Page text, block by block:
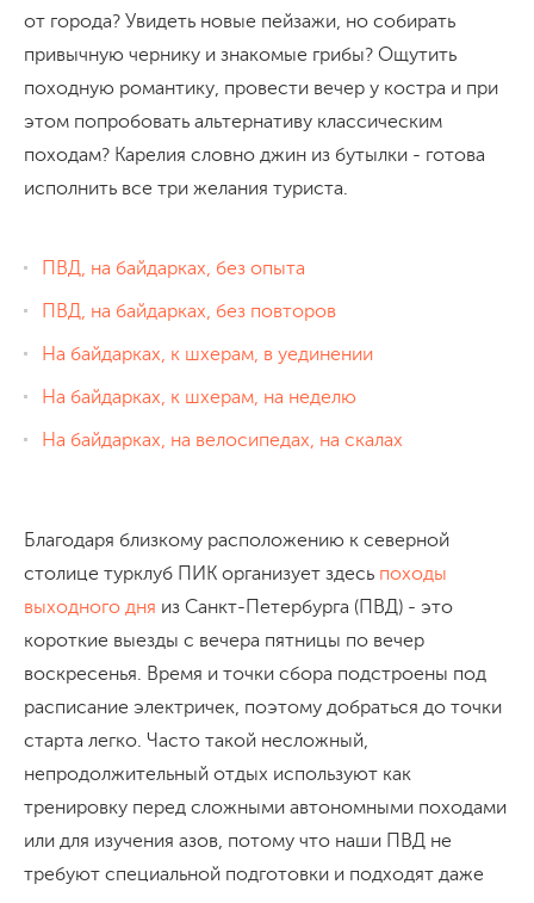
от города? Увидеть новые пейзажи, но собирать
привычную чернику и знакомые грибы? Ощутить
походную романтику, провести вечер у костра и при
этом попробовать альтернативу классическим
походам? Карелия словно джин из бутылки - готова
исполнить все три желания туриста.
ПВД, на байдарках, без опыта
ПВД, на байдарках, без повторов
На байдарках, к шхерам, в уединении
На байдарках, к шхерам, на неделю
На байдарках, на велосипедах, на скалах
Благодаря близкому расположению к северной
столице турклуб ПИК организует здесь походы
выходного дня из Санкт-Петербурга (ПВД) - это
короткие выезды с вечера пятницы по вечер
воскресенья. Время и точки сбора подстроены под
расписание электричек, поэтому добраться до точки
старта легко. Часто такой несложный,
непродолжительный отдых используют как
тренировку перед сложными автономными походами
или для изучения азов, потому что наши ПВД не
требуют специальной подготовки и подходят даже